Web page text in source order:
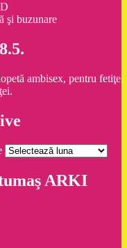
şi buzunare
ambisex, pentru fetiţe
ARKI